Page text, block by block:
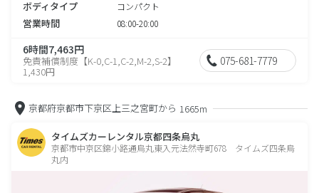
ボディタイプ コンパクト
営業時間 08:00-20:00
6時間7,463円
免責補償制度【K-0,C-1,C-2,M-2,S-2】
1,430円
075-681-7779
京都府京都市下京区上三之宮町から 1665m
タイムズカーレンタル京都四条烏丸
京都市中京区錦小路通烏丸東入元法然寺町678 タイムズ四条烏
丸内